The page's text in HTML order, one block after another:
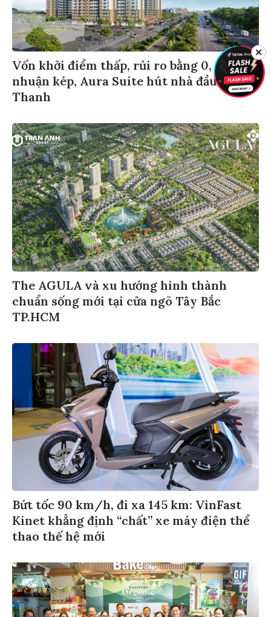
Vốn khởi điểm thấp, rủi ro bằng 0, sinh lợi
nhuận kép, Aura Suite hút nhà đầu tư xứ
Thanh
The AGULA và xu hướng hình thành
chuẩn sống mới tại cửa ngõ Tây Bắc
TP.HCM
Bứt tốc 90 km/h, đi xa 145 km: VinFast
Kinet khẳng định “chất” xe máy điện thể
thao thế hệ mới
✕